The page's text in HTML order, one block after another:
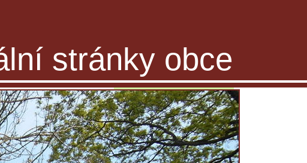
stránky obce